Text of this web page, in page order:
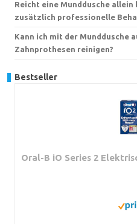
Reicht eine Munddusche
zusätzlich professionelle
Kann ich mit der Munddusche
Zahnprothesen reinigen?
Bestseller
Oral-B iO Series 2